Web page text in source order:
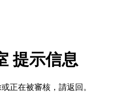
提示信息
正在被審核，請返回。